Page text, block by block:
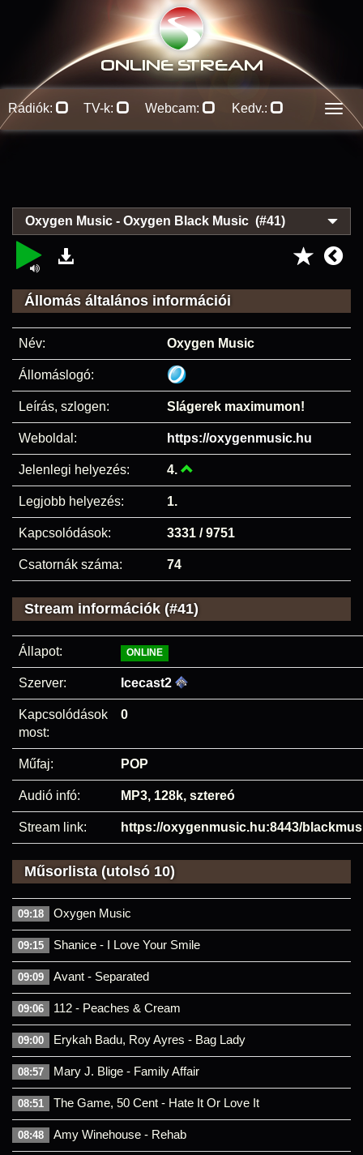
ONLINE STREAM
Rádiók: TV-k: Webcam: Kedv.:
Oxygen Music - Oxygen Black Music (#41)
Állomás általános információi
Név: Oxygen Music
Állomáslogó:
Leírás, szlogen: Slágerek maximumon!
Weboldal: https://oxygenmusic.hu
Jelenlegi helyezés: 4.
Legjobb helyezés: 1.
Kapcsolódások: 3331 / 9751
Csatornák száma: 74
Stream információk (#41)
Állapot: ONLINE
Szerver: Icecast2
Kapcsolódások
most:
0
Műfaj: POP
Audió infó: MP3, 128k, sztereó
Stream link: https://oxygenmusic.hu:8443/
Műsorlista (utolsó 10)
09:18 Oxygen Music
09:15 Shanice - I Love Your Smile
09:09 Avant - Separated
09:06 112 - Peaches & Cream
09:00 Erykah Badu, Roy Ayres - Bag Lady
08:57 Mary J. Blige - Family Affair
08:51 The Game, 50 Cent - Hate It Or Love It
08:48 Amy Winehouse - Rehab